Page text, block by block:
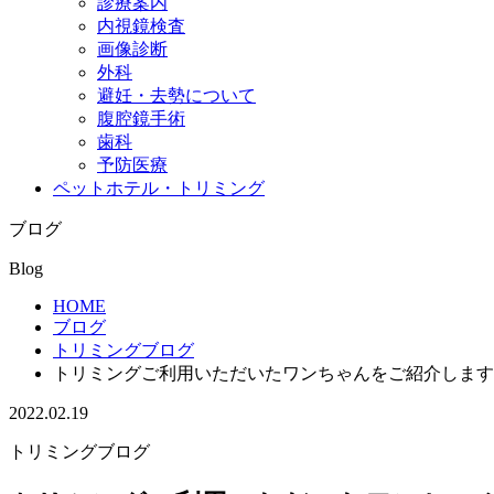
内視鏡検査
画像診断
外科
避妊・去勢について
腹腔鏡手術
歯科
予防医療
ペットホテル・トリミング
ブログ
Blog
HOME
ブログ
トリミングブログ
トリミングご利用いただいたワンちゃんをご紹介しま
2022.02.19
トリミングブログ